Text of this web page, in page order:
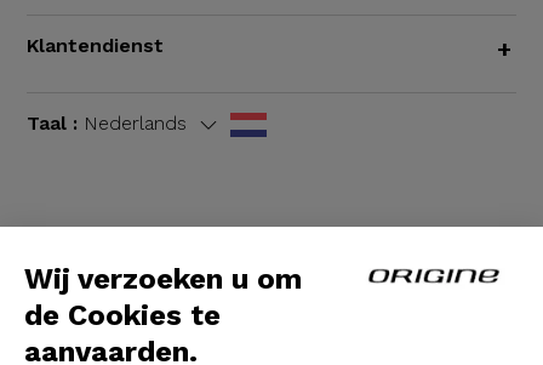
Wij verzoeken u om
de Cookies te
aanvaarden.
Klantendienst +
Taal : Nederlands